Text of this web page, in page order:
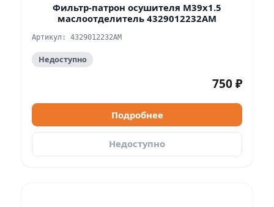
Фильтр-патрон осушителя M39x1.5
маслоотделитель 4329012232АМ
Артикул: 4329012232АМ
Недоступно
750 ₽
Подробнее
Недоступно